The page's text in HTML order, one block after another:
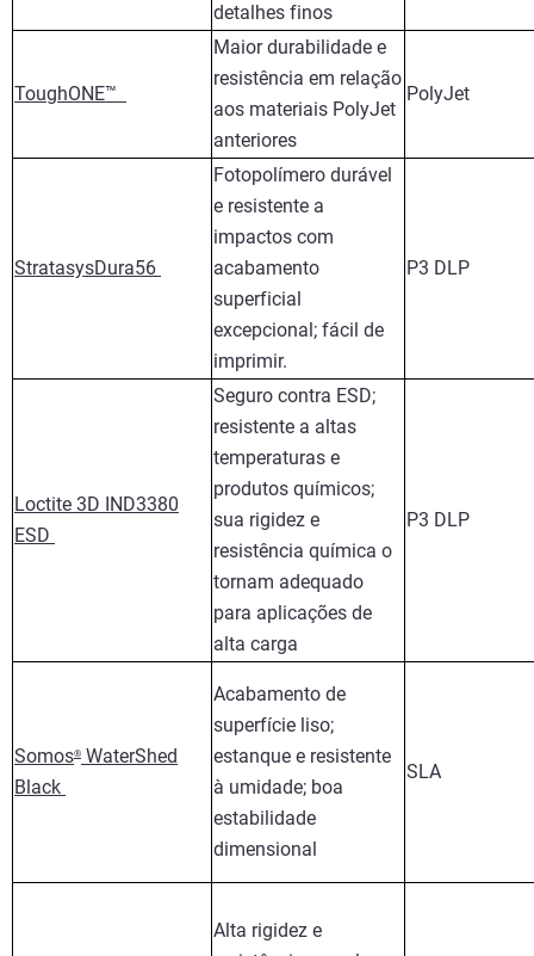
detalhes finos
ToughONE™
Maior durabilidade e
resistência em relação
aos materiais PolyJet
anteriores
PolyJet
StratasysDura56
Fotopolímero durável
e resistente a
impactos com
acabamento
superficial
excepcional; fácil de
imprimir.
P3 DLP
Loctite 3D IND3380
ESD
Seguro contra ESD;
resistente a altas
temperaturas e
produtos químicos;
sua rigidez e
resistência química o
tornam adequado
para aplicações de
alta carga
P3 DLP
Somos® WaterShed
Black
Acabamento de
superfície liso;
estanque e resistente
à umidade; boa
estabilidade
dimensional
SLA
Alta rigidez e